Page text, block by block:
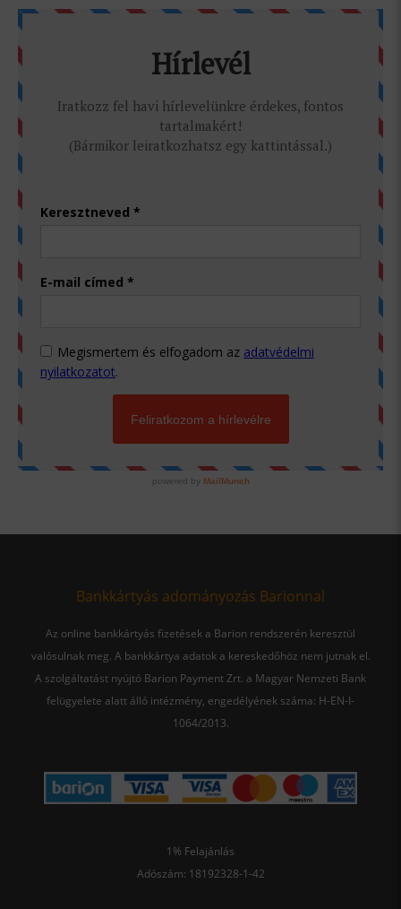
Bankkártyás adományozás Barionnal
Az online bankkártyás fizetések a Barion rendszerén keresztül
valósulnak meg. A bankkártya adatok a kereskedőhöz nem jutnak el.
A szolgáltatást nyújtó Barion Payment Zrt. a Magyar Nemzeti Bank
felügyelete alatt álló intézmény, engedélyének száma: H-EN-I-
1064/2013.
1% Felajánlás
Adószám: 18192328-1-42